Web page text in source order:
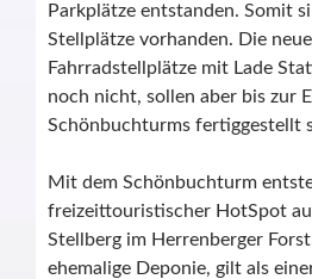
Parkplätze entstanden. Somit
Stellplätze vorhanden. Die
Fahrradstellplätze mit Lade
noch nicht, sollen aber bis zur
Schönbuchturms fertiggestellt
Mit dem Schönbuchturm
freizeittouristischer HotSpot
Stellberg im Herrenberger
ehemalige Deponie, gilt als